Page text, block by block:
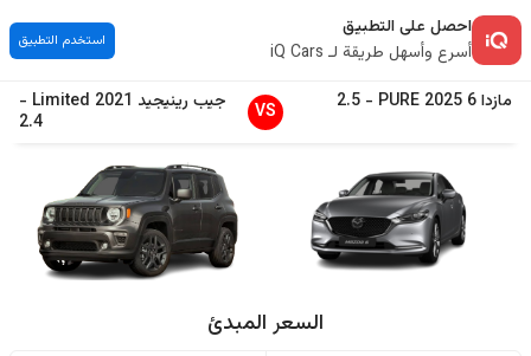
احصل على التطبيق
أسرع وأسهل طريقة لـ iQ Cars
استخدم التطبيق
مازدا6
2025
PURE
-
2.5
VS جيب رينيجيد 2021
Limited
-
2.4
السعر المبدئ